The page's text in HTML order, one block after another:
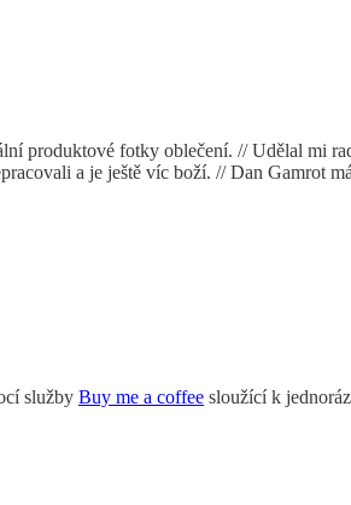
produktové fotky oblečení. // Udělal mi
a je ještě víc boží. // Dan Gamrot má
služby Buy me a coffee sloužící k